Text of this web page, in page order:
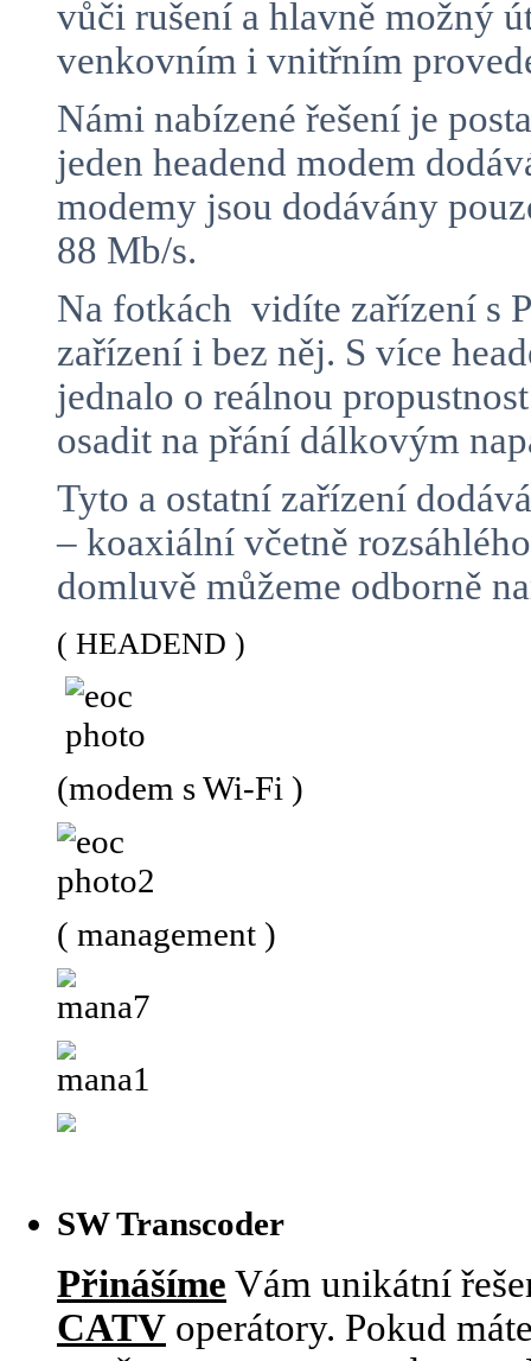
vůči rušení a hlavně možný
venkovním i vnitřním
Námi nabízené řešení je
jeden headend modem
modemy jsou dodávány
88 Mb/s.
Na fotkách vidíte zařízení s
zařízení i bez něj. S více
jednalo o reálnou
osadit na přání dálkovým
Tyto a ostatní zařízení
– koaxiální včetně
domluvě můžeme odborně
( HEADEND )
(modem s Wi-Fi )
( management )
SW Transcoder
Přinášíme Vám unikátní
CATV operátory. Pokud